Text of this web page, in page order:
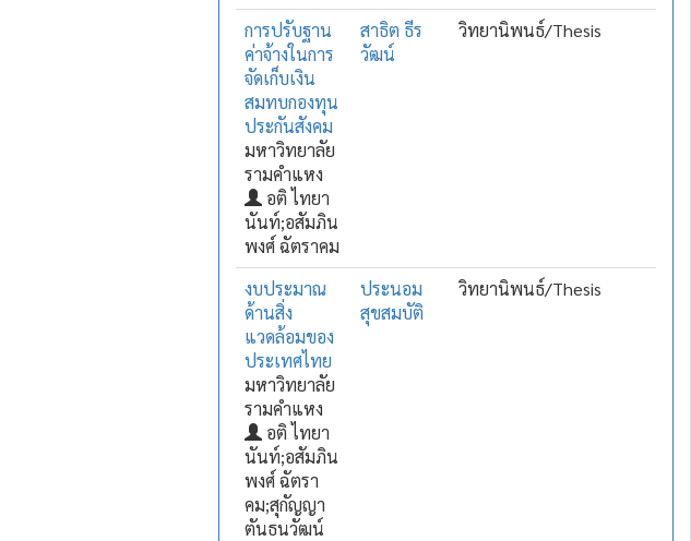
การปรับฐาน
ค่าจ้างในการ
จัดเก็บเงิน
สมทบกองทุน
ประกันสังคม
มหาวิทยาลัย
รามคำแหง
อติ ไทยา
นันท์;อสัมภิน
พงศ์ ฉัตราคม
สาธิต ธีร
วัฒน์
วิทยานิพนธ์/Thesis
งบประมาณ
ด้านสิ่ง
แวดล้อมของ
ประเทศไทย
มหาวิทยาลัย
รามคำแหง
อติ ไทยา
นันท์;อสัมภิน
พงศ์ ฉัตรา
คม;สุกัญญา
ตันธนวัฒน์
ประนอม
สุขสมบัติ
วิทยานิพนธ์/Thesis